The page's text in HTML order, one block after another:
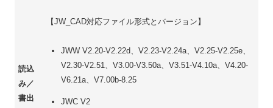
読込
み／
書出
【JW_CAD対応ファイル形式とバージョン】
JWW V2.20-V2.22d、V2.23-V2.24a、V2.25-V2.25e、
V2.30-V2.51、V3.00-V3.50a、V3.51-V4.10a、V4.20-
V6.21a、V7.00b-8.25
JWC V2